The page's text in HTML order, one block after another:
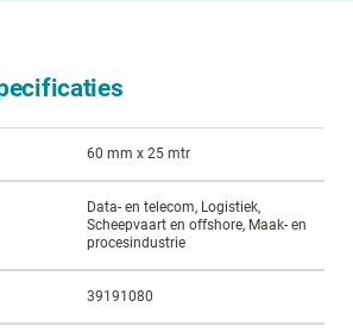
60 mm x 25 mtr
Data- en telecom, Logistiek,
Scheepvaart en offshore, Maak- en
procesindustrie
39191080